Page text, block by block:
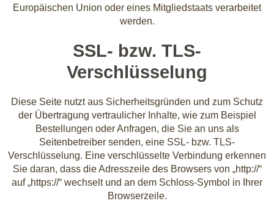
Europäischen Union oder eines Mitgliedstaats verarbeitet
werden.
SSL- bzw. TLS-
Verschlüsselung
Diese Seite nutzt aus Sicherheitsgründen und zum Schutz
der Übertragung vertraulicher Inhalte, wie zum Beispiel
Bestellungen oder Anfragen, die Sie an uns als
Seitenbetreiber senden, eine SSL- bzw. TLS-
Verschlüsselung. Eine verschlüsselte Verbindung erkennen
Sie daran, dass die Adresszeile des Browsers von „http://“
auf „https://“ wechselt und an dem Schloss-Symbol in Ihrer
Browserzeile.